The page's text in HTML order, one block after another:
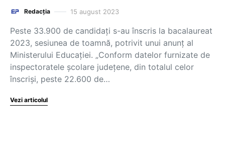
Redacția 15 august 2023
Peste 33.900 de candidaţi s-au înscris la bacalaureat
2023, sesiunea de toamnă, potrivit unui anunț al
Ministerului Educației. „Conform datelor furnizate de
inspectoratele şcolare judeţene, din totalul celor
înscrişi, peste 22.600 de…
Vezi articolul